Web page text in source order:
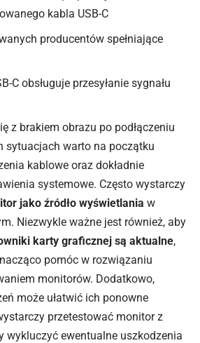
kabla USB-C
producentów spełniające
C obsługuje przesyłanie sygnału
z brakiem obrazu po podłączeniu
sytuacjach warto na początku
kablowe oraz dokładnie
systemowe. Często wystarczy
jako źródło wyświetlania w
Niezwykle ważne jest również, aby
karty graficznej są aktualne,
pomóc w rozwiązaniu
monitorów. Dodatkowo,
może ułatwić ich ponowne
przetestować monitor z
wykluczyć ewentualne uszkodzenia